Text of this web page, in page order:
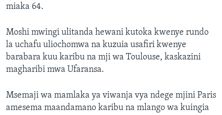
miaka 64.
Moshi mwingi ulitanda hewani kutoka kwenye rundo
la uchafu uliochomwa na kuzuia usafiri kwenye
barabara kuu karibu na mji wa Toulouse, kaskazini
magharibi mwa Ufaransa.
Msemaji wa mamlaka ya viwanja vya ndege mjini Paris
amesema maandamano karibu na mlango wa kuingia